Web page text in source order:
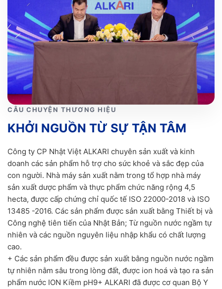
CÂU CHUYỆN THƯƠNG HIỆU
KHỞI NGUỒN TỪ SỰ TẬN TÂM
Công ty CP Nhật Việt ALKARI chuyên sản xuất và kinh
doanh các sản phẩm hỗ trợ cho sức khoẻ và sắc đẹp của
con người. Nhà máy sản xuất nằm trong tổ hợp nhà máy
sản xuất dược phẩm và thực phẩm chức năng rộng 4,5
hecta, được cấp chứng chỉ quốc tế ISO 22000-2018 và ISO
13485 -2016. Các sản phẩm được sản xuất bằng Thiết bị và
Công nghệ tiên tiến của Nhật Bản; Từ nguồn nước ngầm tự
nhiên và các nguồn nguyên liệu nhập khẩu có chất lượng
cao.
+ Các sản phẩm đều được sản xuất bằng nguồn nước ngầm
tự nhiên nằm sâu trong lòng đất, được ion hoá và tạo ra sản
phẩm nước ION Kiềm pH9+ ALKARI đã được cơ quan Bộ Y